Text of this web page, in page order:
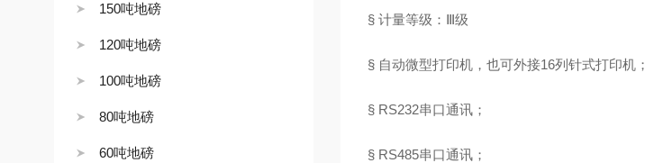
150吨地磅
120吨地磅
100吨地磅
80吨地磅
60吨地磅
§ 计量等级：Ⅲ级
§ 自动微型打印机，也可外接16列针式打印机；
§ RS232串口通讯；
§ RS485串口通讯；